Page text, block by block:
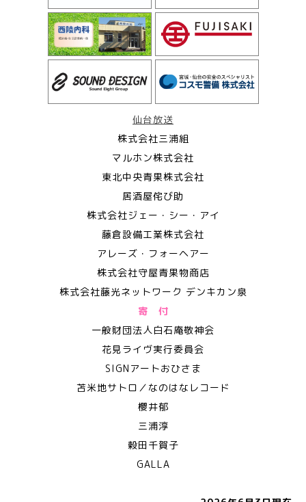
仙台放送
株式会社三浦組
マルホン株式会社
東北中央青果株式会社
居酒屋侘び助
株式会社ジェー・シー・アイ
藤倉設備工業株式会社
アレーズ・フォーヘアー
株式会社守屋青果物商店
株式会社藤光ネットワーク デンキカン泉
寄 付
一般財団法人白石庵敬神会
花見ライヴ実行委員会
SIGNアートおひさま
苫米地サトロ／なのはなレコード
櫻井郁
三浦淳
穀田千賀子
GALLA